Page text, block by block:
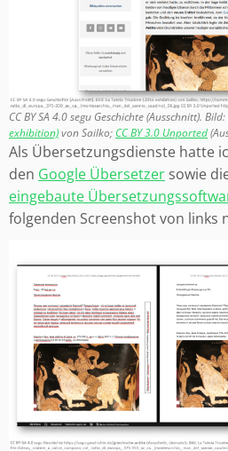
CC BY SA 4.0 segu Geschichte (Ausschnitt). Bild:
exhibition)von Sailko; CC BY 3.0 Unported
Als Übersetzungsdienste hatte
den Google Übersetzer sowie
eingebaute
folgenden Screenshot von links